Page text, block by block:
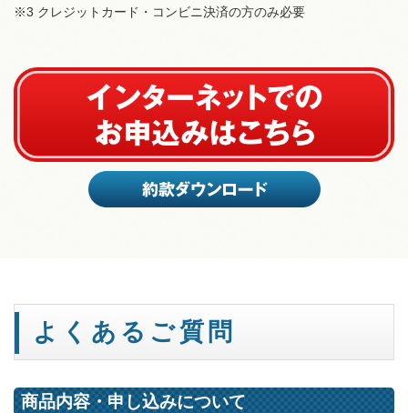
※3 クレジットカード・コンビニ決済の方のみ必要
よくあるご質問
商品内容・申し込みについて